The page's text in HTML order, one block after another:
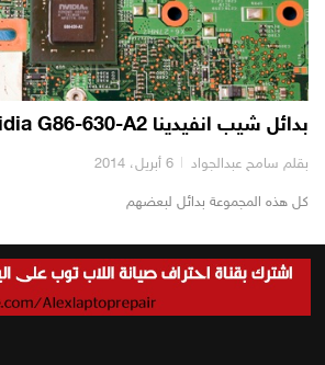
بدائل شيب انفيدينا nVidia G86-630-A2
بقلم سامح عبدالجواد 6 أبريل، 2014
كل هذه المجموعة بدائل لبعضهم